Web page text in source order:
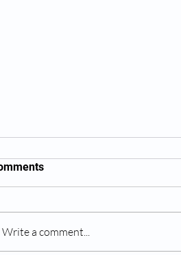
Write a comment...